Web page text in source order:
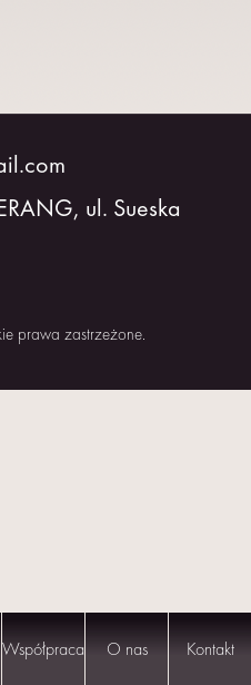
Współpraca O nas Kontakt
ul. Sueska
prawa zastrzeżone.